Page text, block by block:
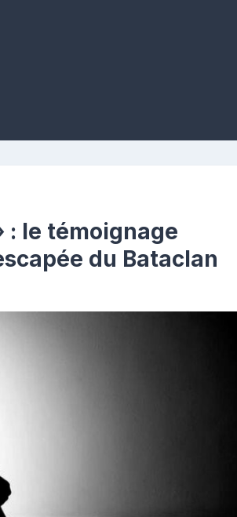
: le témoignage
du Bataclan